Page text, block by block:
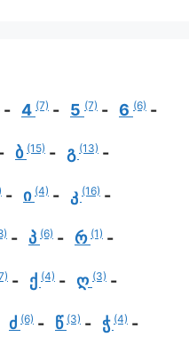
4 (7) 5 (7) 6 (6)
ბ (15) გ (13)
ი (4) კ (16)
პ (6) რ (1)
ქ (4) ღ (3)
ძ (6) წ (3) ჭ (4)